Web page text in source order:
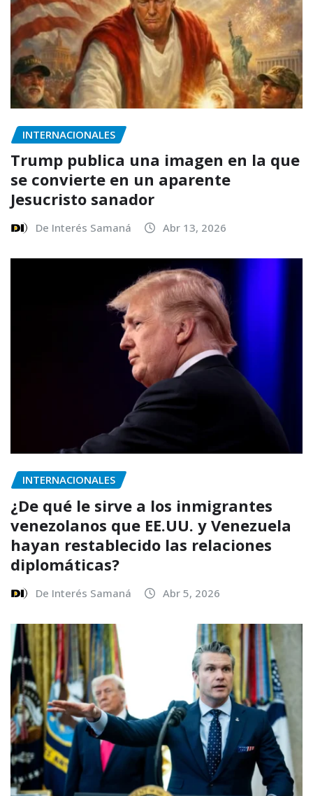
INTERNACIONALES
Trump publica una imagen en la que
se convierte en un aparente
Jesucristo sanador
De Interés Samaná Abr 13, 2026
INTERNACIONALES
¿De qué le sirve a los inmigrantes
venezolanos que EE.UU. y Venezuela
hayan restablecido las relaciones
diplomáticas?
De Interés Samaná Abr 5, 2026